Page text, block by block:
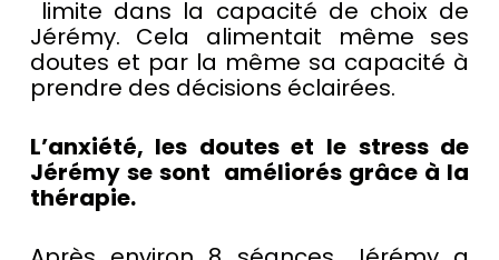
limite dans la capacité de choix de
Jérémy. Cela alimentait même ses
doutes et par la même sa capacité à
prendre des décisions éclairées.
L’anxiété, les doutes et le stress de
Jérémy se sont améliorés grâce à la
thérapie.